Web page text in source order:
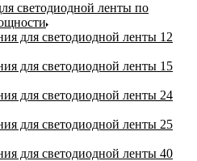
светодиодной ленты по
для светодиодной ленты 12
для светодиодной ленты 15
для светодиодной ленты 24
для светодиодной ленты 25
для светодиодной ленты 40